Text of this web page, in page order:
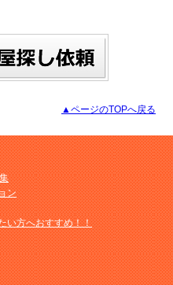
▲ページのTOPへ戻る
ン
い方へおすすめ！！